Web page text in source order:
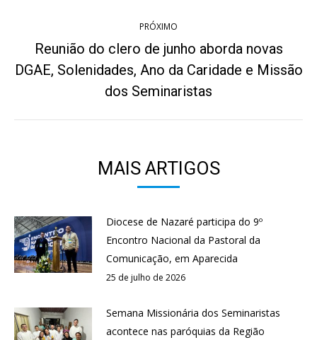
PRÓXIMO
Próximo
post:
Reunião do clero de junho aborda novas
DGAE, Solenidades, Ano da Caridade e Missão
dos Seminaristas
MAIS ARTIGOS
Diocese de Nazaré participa do 9º
Encontro Nacional da Pastoral da
Comunicação, em Aparecida
25 de julho de 2026
Semana Missionária dos Seminaristas
acontece nas paróquias da Região